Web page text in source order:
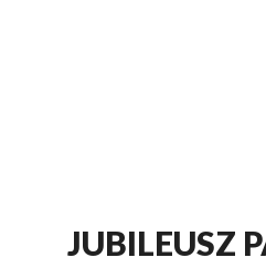
JUBILEUSZ